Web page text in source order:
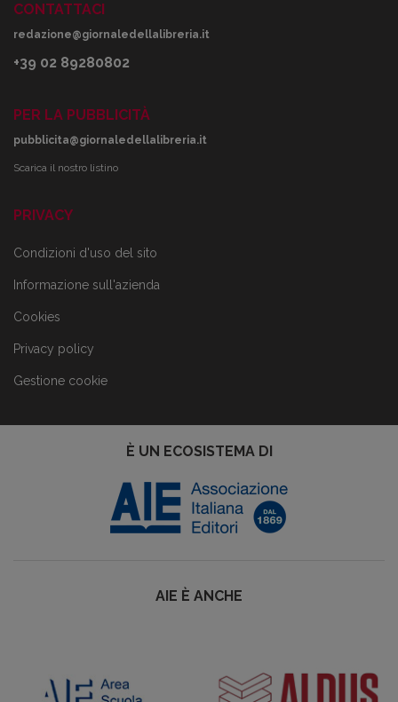
CONTATTACI
redazione@giornaledellalibreria.it
+39 02 89280802
PER LA PUBBLICITÀ
pubblicita@giornaledellalibreria.it
Scarica il nostro listino
PRIVACY
Condizioni d'uso del sito
Informazione sull'azienda
Cookies
Privacy policy
Gestione cookie
È UN ECOSISTEMA DI
AIE È ANCHE